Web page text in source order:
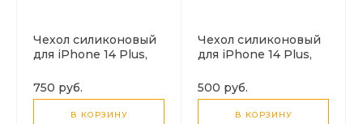
Чехол силиконовый
для iPhone 14 Plus,
(MagSafe), HOCO,
прозрачный
750 руб.
В КОРЗИНУ
Чехол силиконовый
для iPhone 14 Plus,
HOCO, прозрачный
500 руб.
В КОРЗИНУ